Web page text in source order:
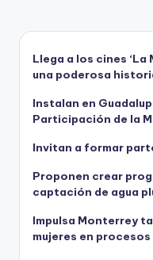
Llega a los cines ‘La
una poderosa
Instalan en
Participación de la
Invitan a formar
Proponen crear
captación de agua
Impulsa Monterrey
mujeres en